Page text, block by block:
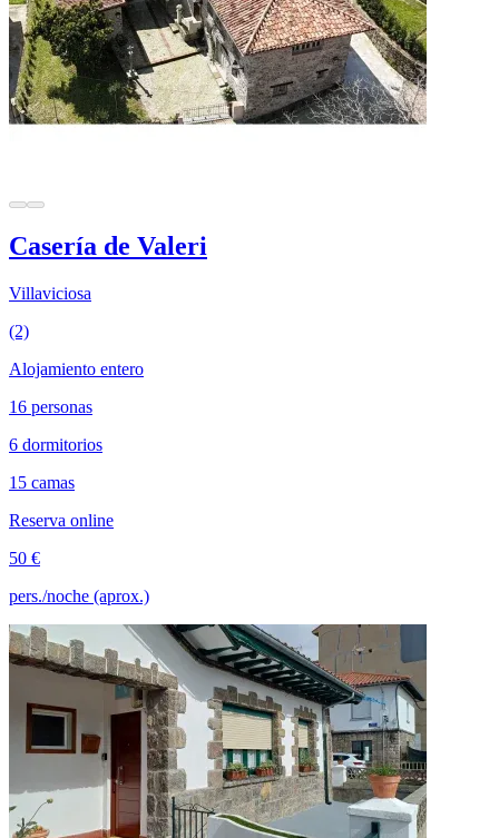
Casería de Valeri
Villaviciosa
(2)
Alojamiento entero
16 personas
6 dormitorios
15 camas
Reserva online
50 €
pers./noche (aprox.)